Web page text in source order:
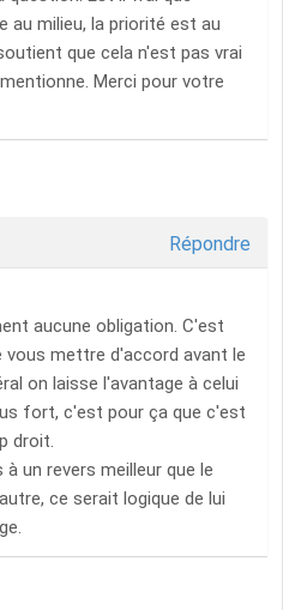
au milieu, la priorité est au
que cela n'est pas vrai
Merci pour votre
Répondre
aucune obligation. C'est
vous mettre d'accord avant le
on laisse l'avantage à celui
fort, c'est pour ça que c'est
droit.
à un revers meilleur que le
ce serait logique de lui